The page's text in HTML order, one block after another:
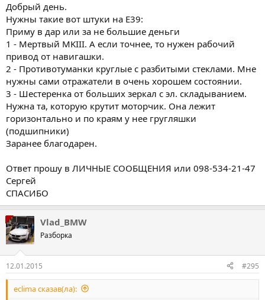
Добрый день.
Нужны такие вот штуки на Е39:
Приму в дар или за не большие деньги
1 - Мертвый MKIII. А если точнее, то нужен рабочий
привод от навигашки.
2 - Противотуманки круглые с разбитыми стеклами. Мне
нужны сами отражатели в очень хорошем состоянии.
3 - Шестеренка от больших зеркал с эл. складыванием.
Нужна та, которую крутит моторчик. Она лежит
горизонтально и по краям у нее гругляшки
(подшипники)
Заранее благодарен.
Ответ прошу в ЛИЧНЫЕ СООБЩЕНИЯ или 098-534-21-47
Сергей
СПАСИБО
Vlad_BMW
Разборка
12.01.2015 #295
eclima сказав(ла):